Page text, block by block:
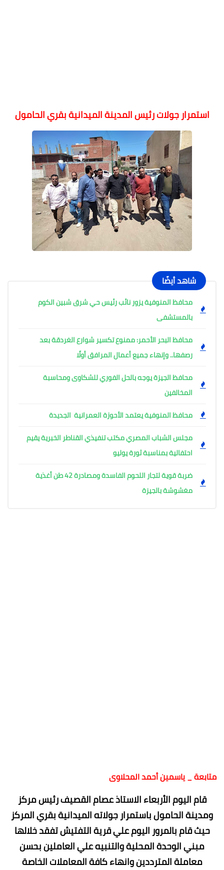
استمرار جولات رئيس المدينة الميدانية بقري الحامول
شاهد أيضًا
محافظ المنوفية يزور نائب رئيس حي شرق شبين الكوم
بالمستشفى
محافظ البحر الأحمر: ممنوع تكسير شوارع الغردقة بعد
رصفها.. وإنهاء جميع أعمال المرافق أولًا
محافظ الجيزة يوجه بالحل الفوري للشكاوى ومحاسبة
المخالفين
محافظ المنوفية يعتمد الأحوزة العمرانية الجديدة
مجلس الشباب المصري مكتب تنفيذي القناطر الخبرية يقيم
احتفالية بمناسبة ثورة يوليو
ضربة قوية لتجار اللحوم الفاسدة ومصادرة 42 طن أغذية
مغشوشة بالجيزة
متابعة _ ياسمين أحمد المحلاوى
قام اليوم الأربعاء الاستاذ عصام القصيف رئيس مركز
ومدينة الحامول باستمرار جولاته الميدانية بقري المركز
حيث قام بالمرور اليوم علي قرية التفتيش تفقد خلالها
مبني الوحدة المحلية والتنبيه علي العاملين بحسن
معاملة المترددين وانهاء كافة المعاملات الخاصة